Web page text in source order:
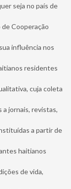
seja no país de
Cooperação
influência nos
residentes
cuja coleta
jornais, revistas,
a partir de
haitianos
de vida,